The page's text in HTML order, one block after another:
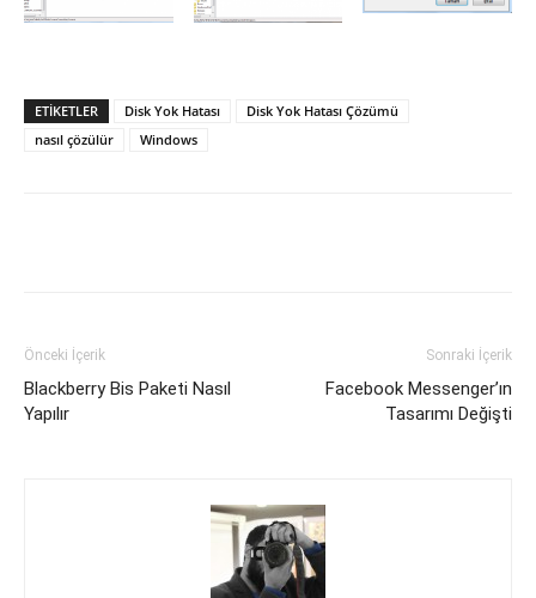
ETIKETLER Disk Yok Hatası
Disk Yok Hatası Çözümü
nasıl çözülür
Windows
Önceki İçerik
Blackberry Bis Paketi Nasıl
Yapılır
Sonraki İçerik
Facebook Messenger’ın
Tasarımı Değişti